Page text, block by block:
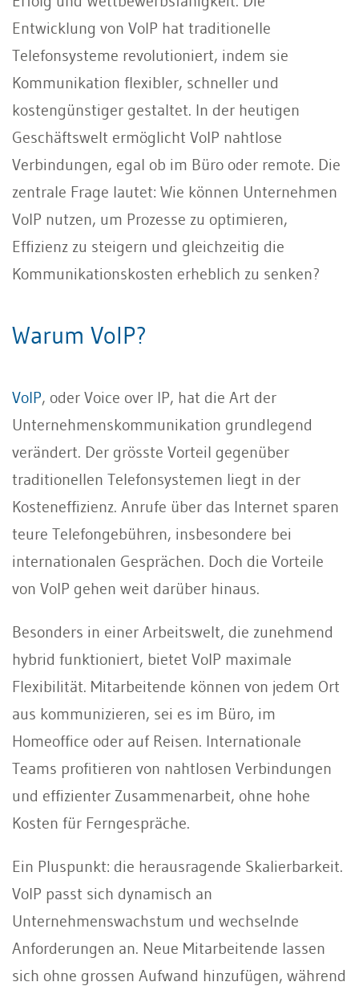
Entwicklung von VoIP hat traditionelle
Telefonsysteme revolutioniert, indem sie
Kommunikation flexibler, schneller und
kostengünstiger gestaltet. In der heutigen
Geschäftswelt ermöglicht VoIP nahtlose
Verbindungen, egal ob im Büro oder remote. Die
zentrale Frage lautet: Wie können Unternehmen
VoIP nutzen, um Prozesse zu optimieren,
Effizienz zu steigern und gleichzeitig die
Kommunikationskosten erheblich zu senken?
Warum VoIP?
VoIP, oder Voice over IP, hat die Art der
Unternehmenskommunikation grundlegend
verändert. Der grösste Vorteil gegenüber
traditionellen Telefonsystemen liegt in der
Kosteneffizienz. Anrufe über das Internet sparen
teure Telefongebühren, insbesondere bei
internationalen Gesprächen. Doch die Vorteile
von VoIP gehen weit darüber hinaus.
Besonders in einer Arbeitswelt, die zunehmend
hybrid funktioniert, bietet VoIP maximale
Flexibilität. Mitarbeitende können von jedem Ort
aus kommunizieren, sei es im Büro, im
Homeoffice oder auf Reisen. Internationale
Teams profitieren von nahtlosen Verbindungen
und effizienter Zusammenarbeit, ohne hohe
Kosten für Ferngespräche.
Ein Pluspunkt: die herausragende Skalierbarkeit.
VoIP passt sich dynamisch an
Unternehmenswachstum und wechselnde
Anforderungen an. Neue Mitarbeitende lassen
sich ohne grossen Aufwand hinzufügen, während